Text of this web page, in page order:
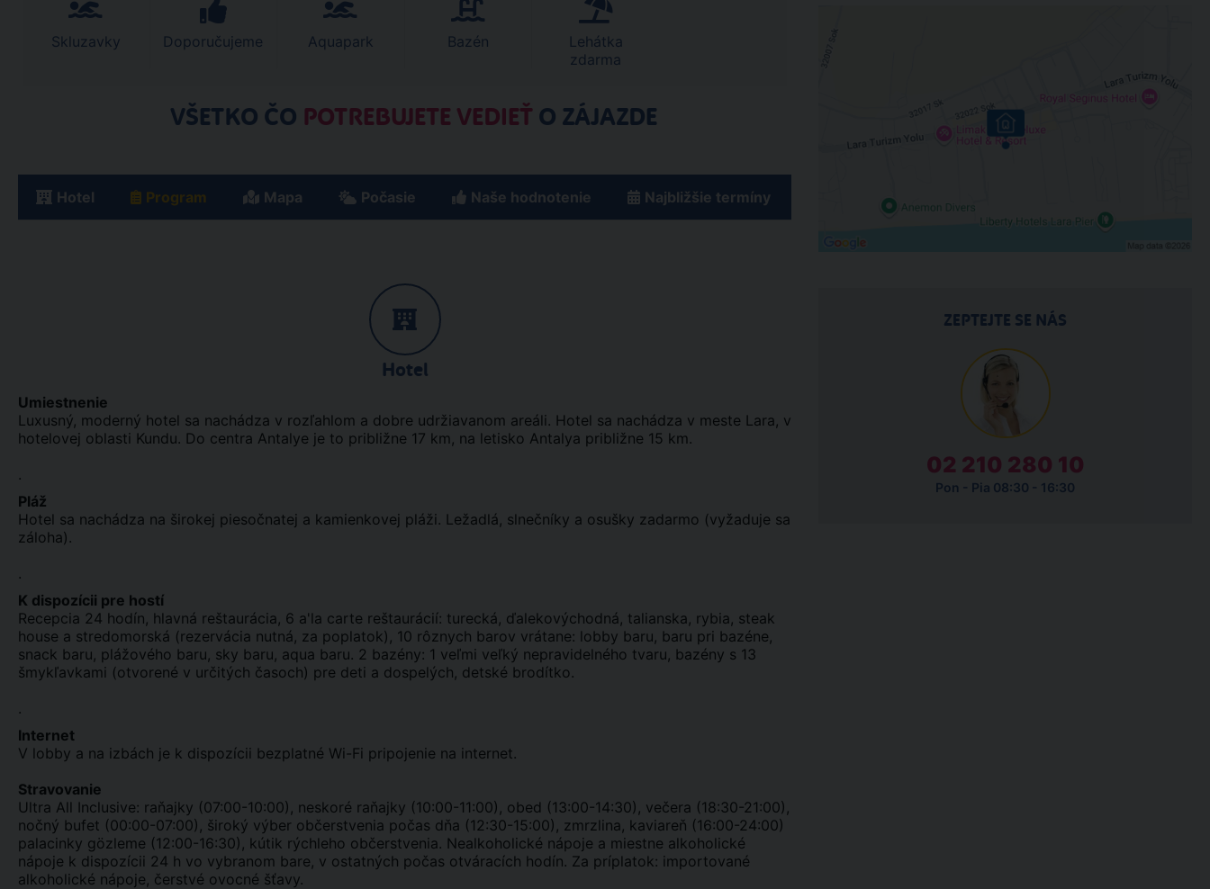
Skluzavky Doporučujeme Aquapark Bazén
Lehátka
zdarma
VŠETKO ČO POTREBUJETE VEDIEŤ O ZÁJAZDE
Hotel Program Mapa Počasie Naše hodnotenie Najbližšie termíny
Hotel
Umiestnenie
Luxusný, moderný hotel sa nachádza v rozľahlom a dobre udržiavanom areáli. Hotel sa nachádza v meste Lara, v
hotelovej oblasti Kundu. Do centra Antalye je to približne 17 km, na letisko Antalya približne 15 km.
.
Pláž
Hotel sa nachádza na širokej piesočnatej a kamienkovej pláži. Ležadlá, slnečníky a osušky zadarmo (vyžaduje sa
záloha).
.
K dispozícii pre hostí
Recepcia 24 hodín, hlavná reštaurácia, 6 a'la carte reštaurácií: turecká, ďalekovýchodná, talianska, rybia, steak
house a stredomorská (rezervácia nutná, za poplatok), 10 rôznych barov vrátane: lobby baru, baru pri bazéne,
snack baru, plážového baru, sky baru, aqua baru. 2 bazény: 1 veľmi veľký nepravidelného tvaru, bazény s 13
šmykľavkami (otvorené v určitých časoch) pre deti a dospelých, detské brodítko.
.
Internet
V lobby a na izbách je k dispozícii bezplatné Wi-Fi pripojenie na internet.
Stravovanie
Ultra All Inclusive: raňajky (07:00-10:00), neskoré raňajky (10:00-11:00), obed (13:00-14:30), večera (18:30-21:00),
nočný bufet (00:00-07:00), široký výber občerstvenia počas dňa (12:30-15:00), zmrzlina, kaviareň (16:00-24:00)
palacinky gözleme (12:00-16:30), kútik rýchleho občerstvenia. Nealkoholické nápoje a miestne alkoholické
nápoje k dispozícii 24 h vo vybranom bare, v ostatných počas otváracích hodín. Za príplatok: importované
alkoholické nápoje, čerstvé ovocné šťavy.
ZEPTEJTE SE NÁS
02 210 280 10
Pon - Pia 08:30 - 16:30